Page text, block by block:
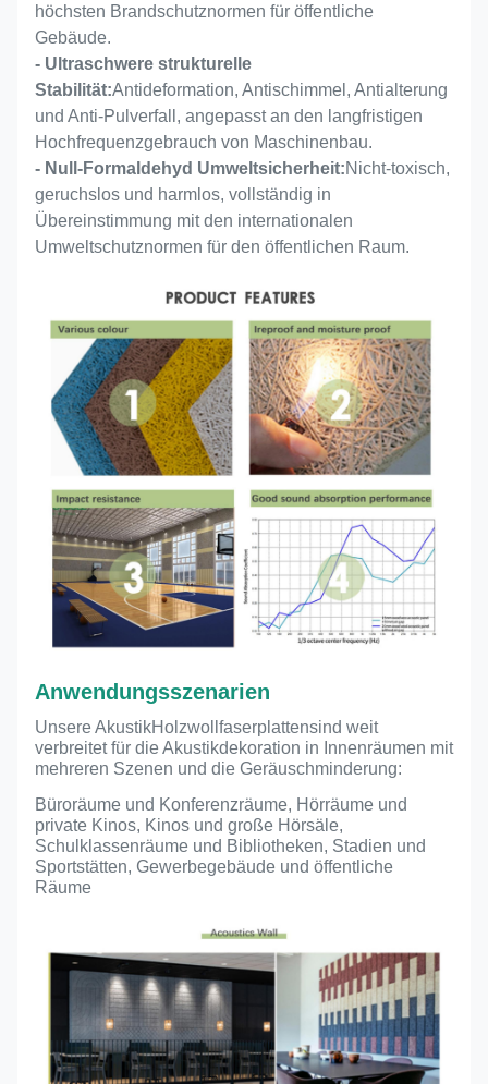
Kernfunktion
Schallabsorption und
Bescheinigung
CE, FSC, EN 13501-1
B, ASTM E84 Klasse A,
höchsten Brandschutznormen für öffentliche
Gebäude.
- Ultraschwere strukturelle
Stabilität:Antideformation, Antischimmel, Antialterung
und Anti-Pulverfall, angepasst an den langfristigen
Hochfrequenzgebrauch von Maschinenbau.
- Null-Formaldehyd Umweltsicherheit:Nicht-toxisch,
geruchslos und harmlos, vollständig in
Übereinstimmung mit den internationalen
Umweltschutznormen für den öffentlichen Raum.
Anwendungsszenarien
Unsere AkustikHolzwollfaserplattensind weit
verbreitet für die Akustikdekoration in Innenräumen mit
mehreren Szenen und die Geräuschminderung:
Büroräume und Konferenzräume, Hörräume und
private Kinos, Kinos und große Hörsäle,
Schulklassenräume und Bibliotheken, Stadien und
Sportstätten, Gewerbegebäude und öffentliche
Räume